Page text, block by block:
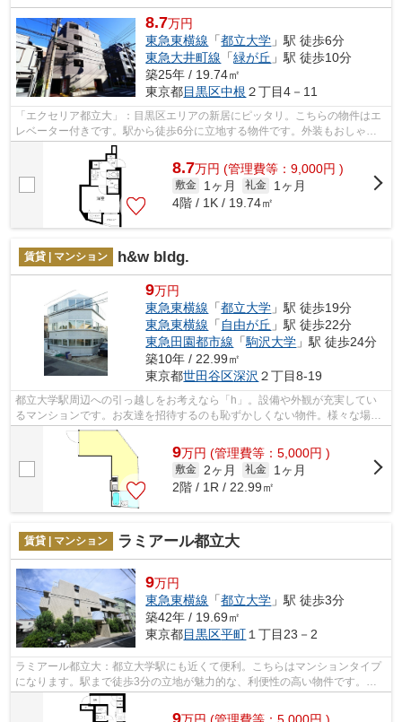
8.7万円
東急東横線 「都立大学 」駅 徒歩6分
東急大井町線 「緑が丘 」駅 徒歩10分
築25年 / 19.74㎡
東京都目黒区中根 ２丁目4－11
「エクセリア都立大」：目黒区エリアの新居にピッタリ。こちらの物件はエ
レベーター付きです。駅から徒歩6分に立地する物件です。外装もおしゃれ
で快適な生活をおくることができるマン...
8.7万円 (管理費等：9,000円 )
敷金 1ヶ月 礼金
1ヶ月
4階 / 1K / 19.74㎡
賃貸 | マンション h&w bldg.
9万円
東急東横線 「都立大学 」駅 徒歩19分
東急東横線 「 自由が丘 」駅 徒歩22分
東急田園都市線 「駒沢大学 」駅 徒歩24分
築10年 / 22.99㎡
東京都世田谷区深沢 ２丁目8-19
都立大学駅周辺への引っ越しをお考えなら「h」。設備や外観が充実してい
るマンションです。お友達を招待するのも恥ずかしくない物件。様々な場所
へのアクセスが便利になる、2駅利用可...
9万円 (管理費等：5,000円 )
敷金 2ヶ月 礼金
1ヶ月
2階 / 1R / 22.99㎡
賃貸 | マンション ラミアール都立大
9万円
東急東横線 「都立大学 」駅 徒歩3分
築42年 / 19.69㎡
東京都目黒区平町 １丁目23－2
ラミアール都立大：都立大学駅にも近くて便利。こちらはマンションタイプ
になります。駅まで徒歩3分の立地が魅力的な、利便性の高い物件です。住
まいを探すなら、交通に便利な都立大学...
9万円 (管理費等：5,000円 )